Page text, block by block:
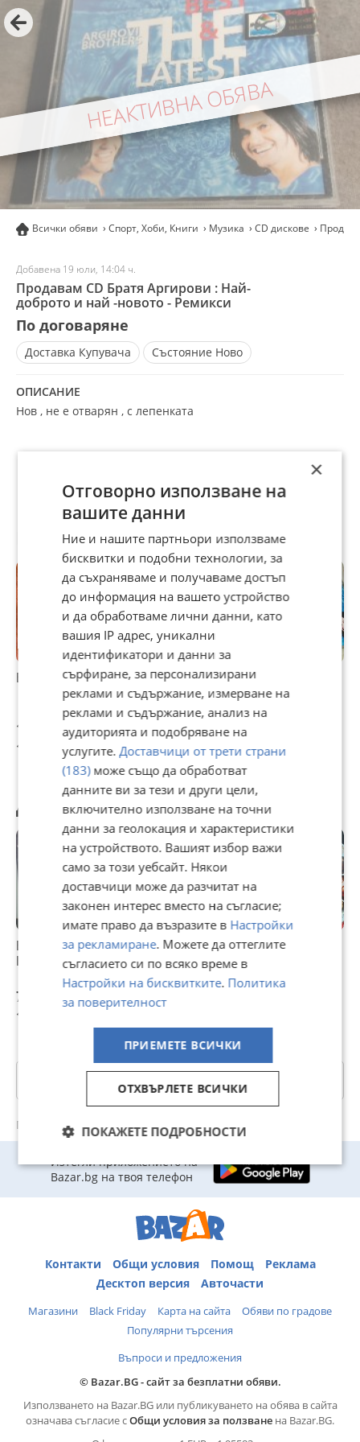
НЕАКТИВНА ОБЯВА
Всички обяви Спорт, Хоби, Книги Музика CD дискове
Добавена 19 юли, 14:04 ч.
Продавам CD Братя Аргирови : Най-
доброто и най -новото - Ремикси
По договаряне
Доставка Купувача Състояние Ново
ОПИСАНИЕ
Нов , не е отварян , с лепенката
Препоръчани за теб
Братя Аргирови
10 €
19,56 лв
CD Цецо Елвиса -
Новото ретро
15 €
29,34 лв
БРАТЯ АРГИРОВИ-
ОРИГИНАЛНО ЦД
1804250827
85 €
166,25 лв
Другите разглеждат също
Братя Аргирови -
Както ви обичаме
7,50 €
14,67 лв
CD дискове най-
доброто от
българския рок и
други
2 €
НАЙ-ДОБРОТО ОТ
НАЙ-ДОБРОТО
0902241638
Преглеждания: 414
Изтегли приложението на
Bazar.bg на твоя телефон
Контакти Общи условия Помощ
Реклама
Десктоп версия
Авточасти
Магазини Black Friday Карта на сайта
Обяви по градове
Популярни търсения
Въпроси и предложения
© Bazar.BG - сайт за безплатни обяви.
Използването на Bazar.BG или публикуването на обява в сайта
означава съгласие сОбщи условия за ползване на Bazar.BG.
×
Отговорно използване на
вашите данни
Ние и нашите партньори използваме
бисквитки и подобни технологии, за
да съхраняваме и получаваме достъп
до информация на вашето устройство
и да обработваме лични данни, като
вашия IP адрес, уникални
идентификатори и данни за
сърфиране, за персонализирани
реклами и съдържание, измерване на
реклами и съдържание, анализ на
аудиторията и подобряване на
услугите. Доставчици от трети страни
(183)може също да обработват
данните ви за тези и други цели,
включително използване на точни
данни за геолокация и характеристики
на устройството. Вашият избор важи
само за този уебсайт. Някои
доставчици може да разчитат на
законен интерес вместо на съгласие;
имате право да възразите в Настройки
за рекламиране. Можете да оттеглите
съгласието си по всяко време в
Настройки на бисквитките. Политика
за поверителност
ПРИЕМЕТЕ ВСИЧКИ
ОТХВЪРЛЕТЕ ВСИЧКИ
ПОКАЖЕТЕ ПОДРОБНОСТИ